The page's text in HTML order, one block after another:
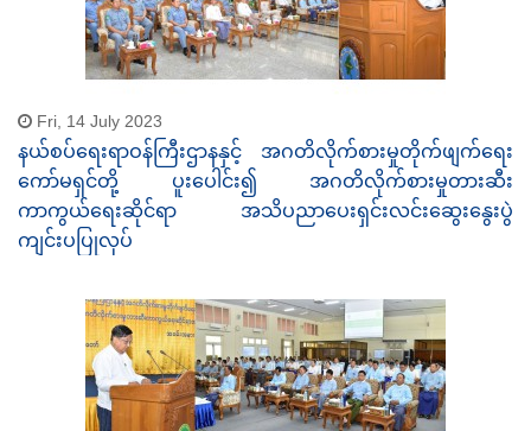
Fri, 14 July 2023
နယ်စပ်ရေးရာဝန်ကြီးဌာနနှင့် အဂတိလိုက်စားမှုတိုက်ဖျက်ရေး
ကော်မရှင်တို့ ပူးပေါင်း၍ အဂတိလိုက်စားမှုတားဆီး
ကာကွယ်ရေးဆိုင်ရာ အသိပညာပေးရှင်းလင်းဆွေးနွေးပွဲ
ကျင်းပပြုလုပ်